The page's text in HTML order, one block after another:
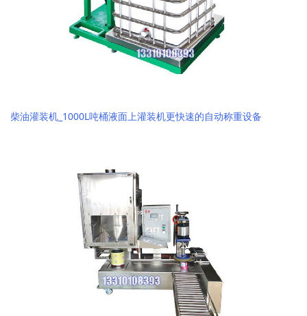
柴油灌装机_1000L吨桶液面上灌装机更快速的自动称重设备